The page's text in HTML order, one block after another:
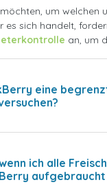
um welchen
es sich handelt,
an, um
eine
ich alle
aufgebraucht